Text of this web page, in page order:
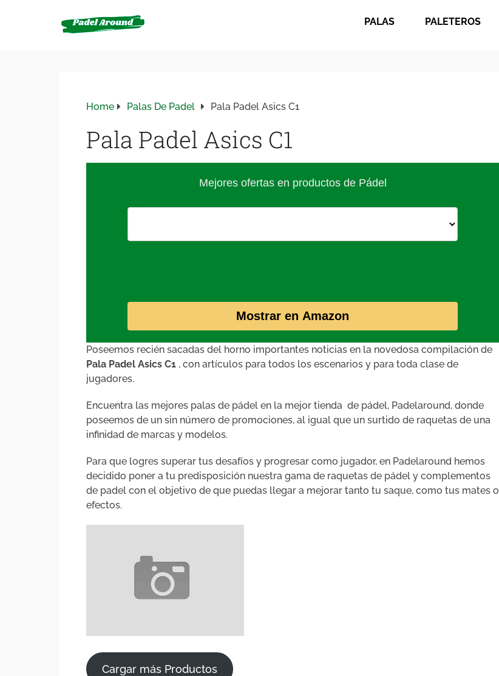
PALAS PALETEROS
Home Palas De Padel Pala Padel Asics C1
Pala Padel Asics C1
Mejores ofertas en productos de Pádel
Mostrar en Amazon
Poseemos recién sacadas del horno importantes noticias en la novedosa compilación de
Pala Padel Asics C1 , con artículos para todos los escenarios y para toda clase de
jugadores.
Encuentra las mejores palas de pádel en la mejor tienda de pádel, Padelaround, donde
poseemos de un sin número de promociones, al igual que un surtido de raquetas de una
infinidad de marcas y modelos.
Para que logres superar tus desafíos y progresar como jugador, en Padelaround hemos
decidido poner a tu predisposición nuestra gama de raquetas de pádel y complementos
de padel con el objetivo de que puedas llegar a mejorar tanto tu saque, como tus mates o
efectos.
Cargar más Productos